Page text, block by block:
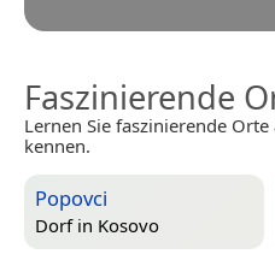
Faszinierende
Lernen Sie faszinierende
kennen.
Popovci
Dorf in Kosovo